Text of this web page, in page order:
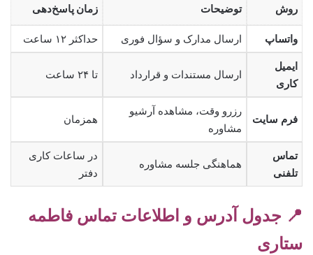
روش توضیحات زمان پاسخ‌دهی
واتساپ ارسال مدارک و سؤال فوری حداکثر ۱۲ ساعت
ایمیل
کاری
ارسال مستندات و قرارداد تا ۲۴ ساعت
فرم سایت
رزرو وقت، مشاهده آرشیو
مشاوره
همزمان
تماس
تلفنی
هماهنگی جلسه مشاوره
در ساعات کاری
دفتر
📍 جدول آدرس و اطلاعات تماس فاطمه
ستاری